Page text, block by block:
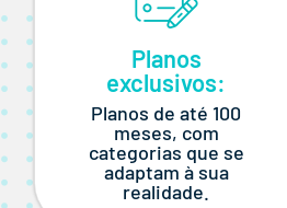
Planos
exclusivos:
Planos de até 100
meses, com
categorias que se
adaptam à sua
realidade.